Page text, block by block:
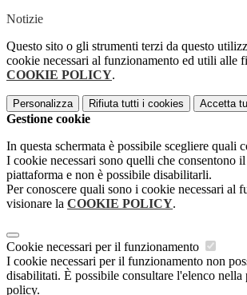
Notizie
Questo sito o gli strumenti terzi da questo
cookie necessari al funzionamento ed utili alle
COOKIE POLICY.
Personalizza Rifiuta tutti i cookies Accetta
Gestione cookie
In questa schermata è possibile scegliere quali
I cookie necessari sono quelli che consentono
piattaforma e non è possibile disabilitarli.
Per conoscere quali sono i cookie necessari al
visionare la COOKIE POLICY.
Cookie necessari per il funzionamento
I cookie necessari per il funzionamento non
disabilitati. È possibile consultare l'elenco nella
policy.